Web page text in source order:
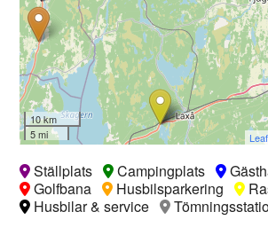
10 km
5 mi
Ställplats Campingplats
Golfbana
Husbilsparkering
Husbilar & service